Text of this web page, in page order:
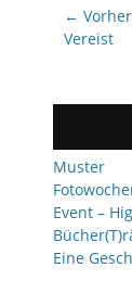
←
Vorheriger
Vereist
Muster
Event –
Eine